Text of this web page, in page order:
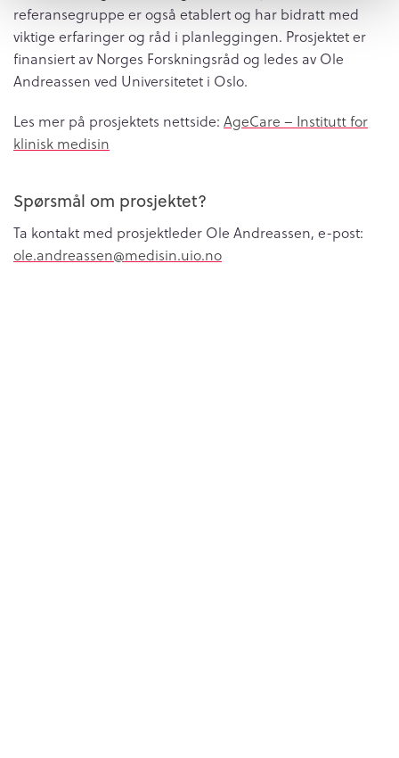
referansegruppe er også etablert og har bidratt med
viktige erfaringer og råd i planleggingen. Prosjektet er
finansiert av Norges Forskningsråd og ledes av Ole
Andreassen ved Universitetet i Oslo.
Les mer på prosjektets nettside: AgeCare – Institutt for
klinisk medisin
Spørsmål om prosjektet?
Ta kontakt med prosjektleder Ole Andreassen, e-post:
ole.andreassen@medisin.uio.no